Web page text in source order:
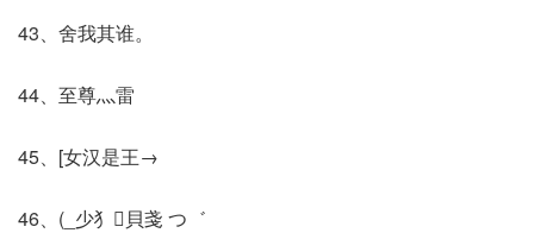
43、舍我其谁。
44、至尊灬雷
45、[女汉是王→
46、(_少犭貝戔 つ゛